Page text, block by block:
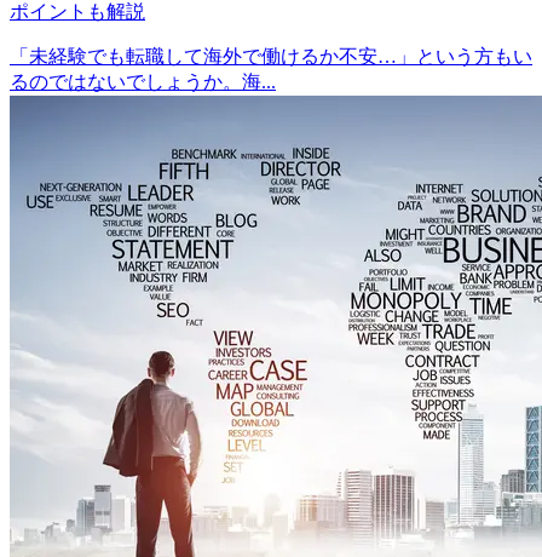
ポイントも解説
「未経験でも転職して海外で働けるか不安…」という方もい
るのではないでしょうか。海...